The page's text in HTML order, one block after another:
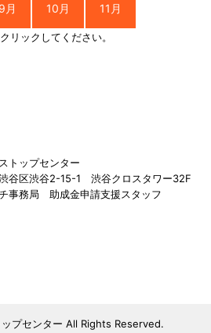
9月 10月 11月
リックしてください。
トップセンター
谷区渋谷2-15-1 渋谷クロスタワー32F
事務局 助成金申請支援スタッフ
プセンター All Rights Reserved.